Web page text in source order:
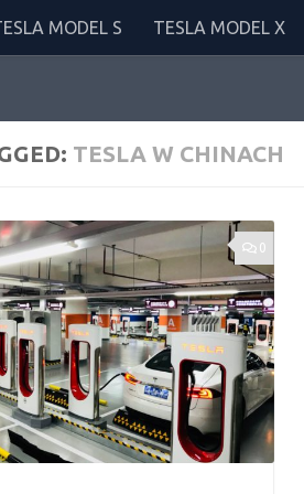
MODEL S TESLA MODEL X
TESLA W CHINACH
0